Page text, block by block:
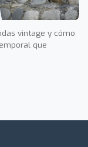
vintage y cómo
que